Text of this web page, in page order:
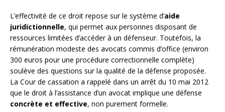
L’effectivité de ce droit repose sur le système d’aide
juridictionnelle, qui permet aux personnes disposant de
ressources limitées d’accéder à un défenseur. Toutefois, la
rémunération modeste des avocats commis d’office (environ
300 euros pour une procédure correctionnelle complète)
soulève des questions sur la qualité de la défense proposée.
La Cour de cassation a rappelé dans un arrêt du 10 mai 2012
que le droit à l’assistance d’un avocat implique une défense
concrète et effective, non purement formelle.